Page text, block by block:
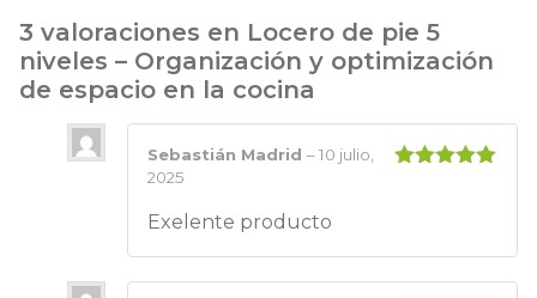
3 valoraciones en Locero de pie 5
niveles – Organización y optimización
de espacio en la cocina
Sebastián Madrid –10 julio,
2025
Exelente producto